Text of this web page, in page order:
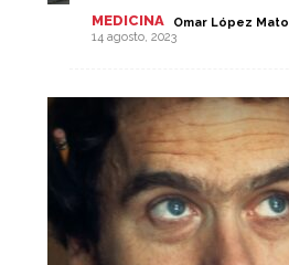
MEDICINA Omar López Mato
14 agosto, 2023